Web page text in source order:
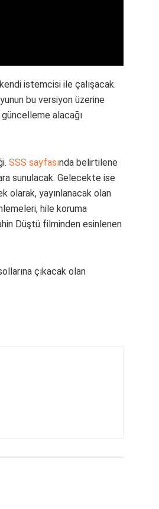
istemcisi ile çalışacak.
bu versiyon üzerine
alacağı
SSS sayfasında belirtilene
sunulacak. Gelecekte ise
olarak, yayınlanacak olan
hile koruma
Düştü filminden esinlenen
çıkacak olan